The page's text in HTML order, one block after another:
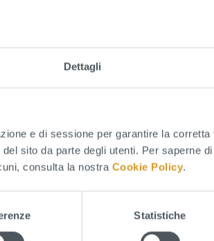
Dettagli
e di sessione per garantire la
sito da parte degli utenti. Per saperne
consulta la nostra Cookie Policy.
Statistiche
96 a partire dalle ore 00:00 del
Dispersione idrica e
conduttura idrica della premente
Agraria
Scordella)